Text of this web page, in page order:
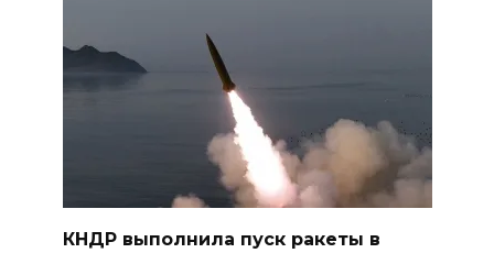
КНДР выполнила пуск ракеты в